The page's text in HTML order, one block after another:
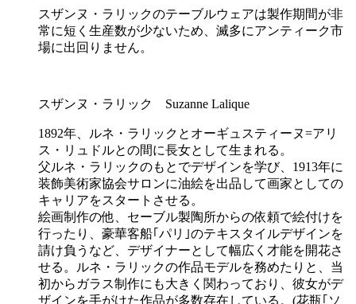
スザンヌ・ラリックのテーブルウェアは製作期間が非
常に短く生産数が少ないため、滅多にアンティーク市
場に出回りません。
スザンヌ・ラリック Suzanne Lalique
1892年、ルネ・ラリックとオーギュスティーヌ=アリ
ス・リュドルとの間に長女として生まれる。
父ルネ・ラリックのもとでデザインを学び、1913年に
装飾美術家協会サロンに油絵を出品して画家としての
キャリアをスタートさせる。
絵画制作の他、セーブル製陶所からの依頼で絵付けを
行ったり、豪華客船｢パリ｣のテキスタイルデザインを
請け負うなど、デザイナーとして幅広く才能を開花さ
せる。ルネ・ラリックの作品モデルを務めたりと、当
初からガラス制作にも大きく関わっており、彼女がデ
ザインを手がけた作品が多数存在している。(花瓶｢ソ